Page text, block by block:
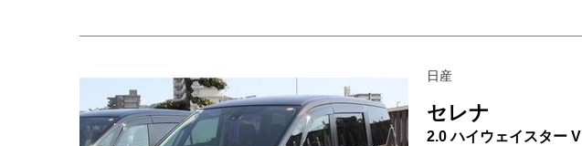
日産
セレナ
2.0 ハイウェイスター V